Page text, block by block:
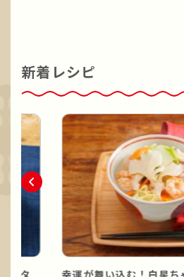
新着レシピ
スタ 幸運が舞い込む！白星ち